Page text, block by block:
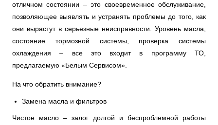
отличном состоянии – это своевременное обслуживание,
позволяющее выявлять и устранять проблемы до того, как
они вырастут в серьезные неисправности. Уровень масла,
состояние тормозной системы, проверка системы
охлаждения – все это входит в программу ТО,
предлагаемую «Белым Сервисом».
На что обратить внимание?
Замена масла и фильтров
Чистое масло – залог долгой и беспроблемной работы